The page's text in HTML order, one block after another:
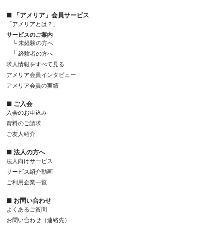
■ 「アメリア」会員サービス
「アメリアとは？」
サービスのご案内
└ 未経験の方へ
└ 経験者の方へ
求人情報をすべて見る
アメリア会員インタビュー
アメリア会員の実績
■ ご入会
入会のお申込み
資料のご請求
ご友人紹介
■ 法人の方へ
法人向けサービス
サービス紹介動画
ご利用企業一覧
■ お問い合わせ
よくあるご質問
お問い合わせ（連絡先）